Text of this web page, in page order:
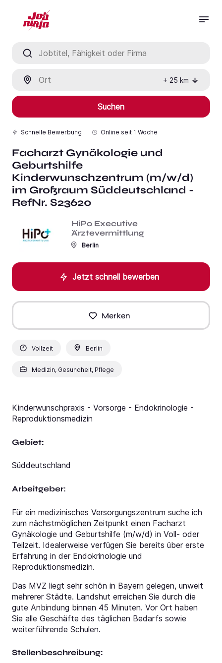
+ 25 km
Suchen
Schnelle Bewerbung Online seit 1 Woche
Facharzt Gynäkologie und
Geburtshilfe
Kinderwunschzentrum (m/w/d)
im Großraum Süddeutschland -
RefNr. S23620
HiPo Executive
Ärztevermittlung
Berlin
Jetzt schnell bewerben
Merken
Vollzeit Berlin
Medizin, Gesundheit, Pflege
Kinderwunschpraxis - Vorsorge - Endokrinologie -
Reproduktionsmedizin
Gebiet:
Süddeutschland
Arbeitgeber:
Für ein medizinisches Versorgungszentrum suche ich
zum nächstmöglichen Zeitpunkt einen Facharzt
Gynäkologie und Geburtshilfe (m/w/d) in Voll- oder
Teilzeit. Idealerweise verfügen Sie bereits über erste
Erfahrung in der Endokrinologie und
Reproduktionsmedizin.
Das MVZ liegt sehr schön in Bayern gelegen, unweit
mehrerer Städte. Landshut erreichen Sie durch die
gute Anbindung binnen 45 Minuten. Vor Ort haben
Sie alle Geschäfte des täglichen Bedarfs sowie
weiterführende Schulen.
Stellenbeschreibung: